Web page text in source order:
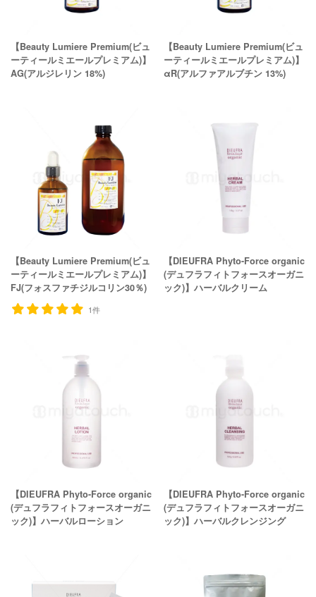
【Beauty Lumiere Premium(ビュ
ーティールミエールプレミアム)】
AG(アルジレリン 18%)
【Beauty Lumiere Premium(ビュ
ーティールミエールプレミアム)】
αR(アルファアルブチン 13%)
【Beauty Lumiere Premium(ビュ
ーティールミエールプレミアム)】
FJ(フォスファチジルコリン30％)
1件
【DIEUFRA Phyto-Force organic
(デュフラフィトフォースオーガニ
ック)】ハーバルクリーム
【DIEUFRA Phyto-Force organic
(デュフラフィトフォースオーガニ
ック)】ハーバルローション
【DIEUFRA Phyto-Force organic
(デュフラフィトフォースオーガニ
ック)】ハーバルクレンジング